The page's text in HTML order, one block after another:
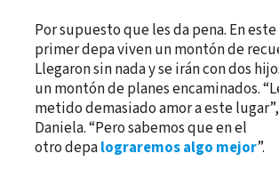
Por supuesto que les da pena. En este
primer depa viven un montón de
Llegaron sin nada y se irán con dos
un montón de planes encaminados.
metido demasiado amor a este
Daniela. “Pero sabemos que en el
otro depalograremos algo mejor”.